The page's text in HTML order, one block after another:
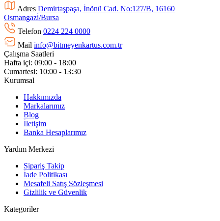
Adres Demirtaşpaşa, İnönü Cad. No:127/B, 16160
Osmangazi̇/Bursa
Telefon 0224 224 0000
Mail info@bitmeyenkartus.com.tr
Çalışma Saatleri
Hafta içi: 09:00 - 18:00
Cumartesi: 10:00 - 13:30
Kurumsal
Hakkımızda
Markalarımız
Blog
İletişim
Banka Hesaplarımız
Yardım Merkezi
Sipariş Takip
İade Politikası
Mesafeli Satış Sözleşmesi
Gizlilik ve Güvenlik
Kategoriler